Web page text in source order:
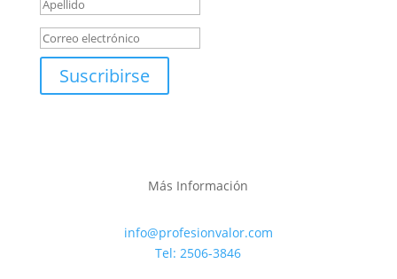
Suscribirse
Más Información
info@profesionvalor.com
Tel: 2506-3846